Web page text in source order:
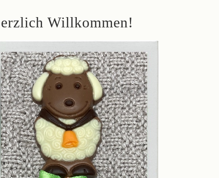
Willkommen!